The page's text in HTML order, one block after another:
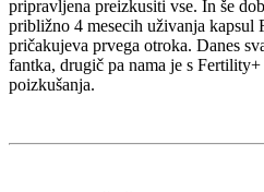
pripravljena preizkusiti vse. In še
približno 4 mesecih uživanja kapsul
pričakujeva prvega otroka. Danes
fantka, drugič pa nama je s Fertility+
poizkušanja.